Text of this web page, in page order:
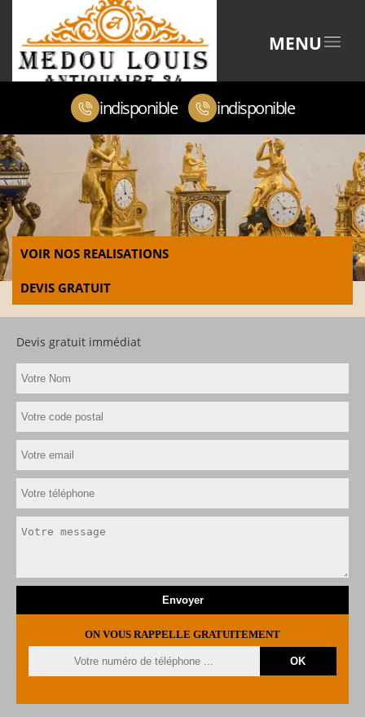
MENU
indisponible indisponible
VOIR NOS REALISATIONS
DEVIS GRATUIT
Devis gratuit immédiat
ON VOUS RAPPELLE GRATUITEMENT